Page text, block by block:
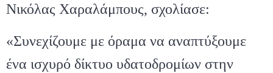
Νικόλας Χαραλάμπους, σχολίασε:
«Συνεχίζουμε με όραμα να αναπτύξουμε
ένα ισχυρό δίκτυο υδατοδρομίων στην